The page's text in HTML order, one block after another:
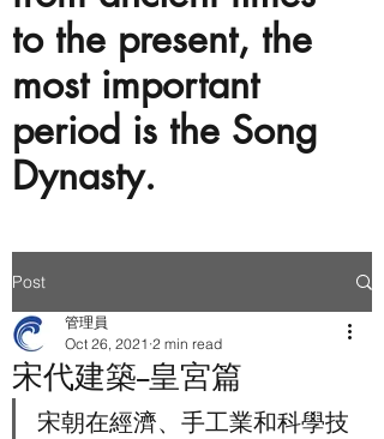
to the present, the
most important
period is the Song
Dynasty.
Post
宋代建築--皇宮篇
管理員
Oct 26, 2021 2 min read
宋朝在經濟、手工業和科學技